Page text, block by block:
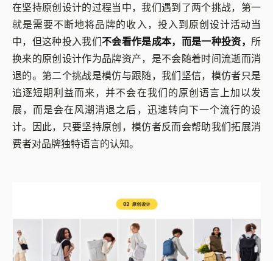
在坚持原创设计的过程当中，我们遇到了两个挑战，第一
就是需要不断地将品牌的收入，投入到原创设计活动当
中，但这种投入我们不会看作是成本，而是一种投资， 所
换来的原创设计作为品牌资产，是不会随着时间流逝而消
退的。第二个挑战是模仿与跟随，我们坚信，模仿者只是
追逐短期利益而来，并不会在我们的原创语言上加以发
展，而是会在风潮消退之后，迅速转向下一个流行的设
计。因此，只要坚持原创，模仿者反而会帮助我们拓展消
费者对品牌独特语言的认知。